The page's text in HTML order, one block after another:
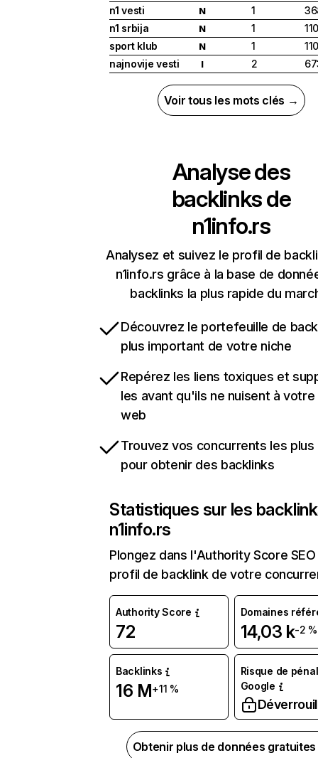
n1 vesti
N 1
n1 srbija
N 1
sport klub
N 1
najnovije vesti
I 2
Voir tous les mots clés →
Analyse des
backlinks de
n1info.rs
Analysez et suivez le profil de
n1info.rs grâce à la base de
backlinks la plus rapide du
Découvrez le portefeuille de
plus important de votre niche
Repérez les liens toxiques et
les avant qu'ils ne nuisent à
web
Trouvez vos concurrents les
pour obtenir des backlinks
Statistiques sur les
n1info.rs
Plongez dans l'Authority Score
profil de backlink de votre
Authority Score
72
Domaines
14,03 k-2 %
Backlinks
16 M+11 %
Risque de
Google
Obtenir plus de données